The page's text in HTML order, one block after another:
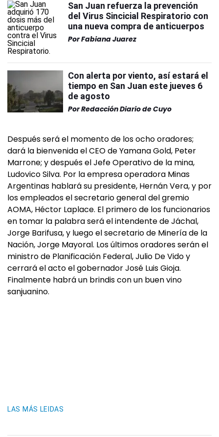
San Juan refuerza la prevención
del Virus Sincicial Respiratorio con
una nueva compra de anticuerpos
PorFabiana Juarez
Con alerta por viento, así estará el
tiempo en San Juan este jueves 6
de agosto
PorRedacción Diario de Cuyo
Después será el momento de los ocho oradores;
dará la bienvenida el CEO de Yamana Gold, Peter
Marrone; y después el Jefe Operativo de la mina,
Ludovico Silva. Por la empresa operadora Minas
Argentinas hablará su presidente, Hernán Vera, y por
los empleados el secretario general del gremio
AOMA, Héctor Laplace. El primero de los funcionarios
en tomar la palabra será el intendente de Jáchal,
Jorge Barifusa, y luego el secretario de Minería de la
Nación, Jorge Mayoral. Los últimos oradores serán el
ministro de Planificación Federal, Julio De Vido y
cerrará el acto el gobernador José Luis Gioja.
Finalmente habrá un brindis con un buen vino
sanjuanino.
LAS MÁS LEIDAS